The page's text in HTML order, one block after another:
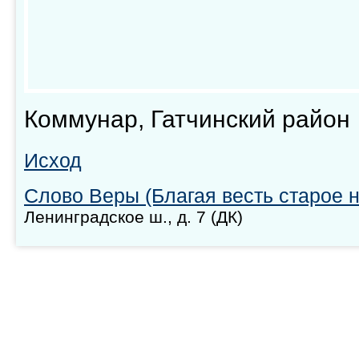
Коммунар, Гатчинский район
Исход
Слово Веры (Благая весть старое
Ленинградское ш., д. 7 (ДК)